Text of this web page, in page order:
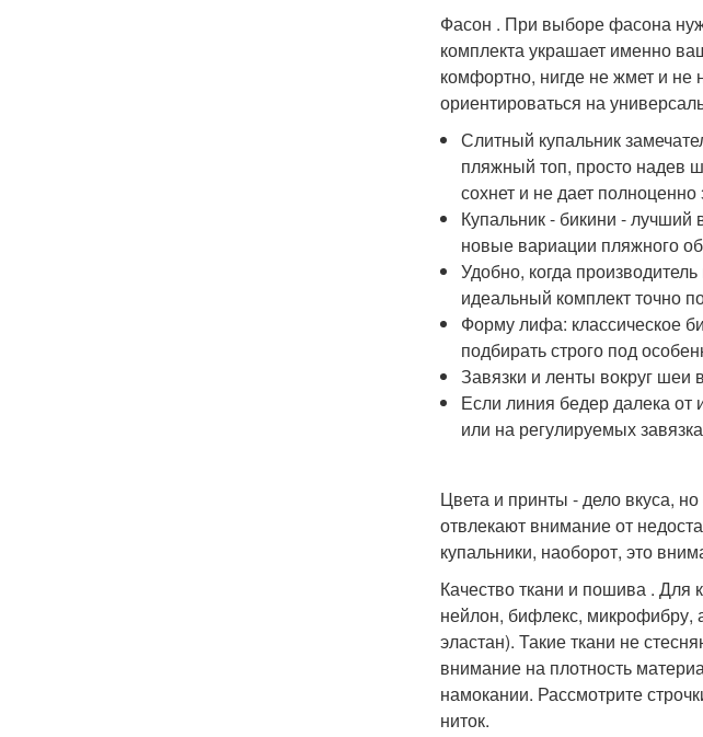
Фасон . При выборе фасона
комплекта украшает именно
комфортно, нигде не жмет и не
ориентироваться на
Слитный купальник
пляжный топ, просто надев
сохнет и не дает полноценно
Купальник - бикини -
новые вариации пляжного
Удобно, когда
идеальный комплект точно
Форму лифа: классическое
подбирать строго под
Завязки и ленты вокруг шеи
Если линия бедер далека от
или на регулируемых
Цвета и принты - дело вкуса,
отвлекают внимание от
купальники, наоборот, это
Качество ткани и пошива . Для
нейлон, бифлекс, микрофибру,
эластан). Такие ткани не
внимание на плотность
намокании. Рассмотрите
ниток.